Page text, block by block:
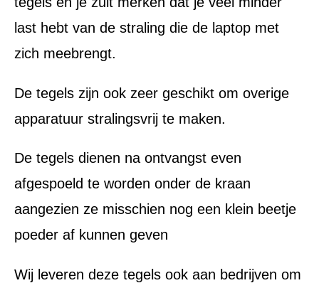
last hebt van de straling die de laptop met
zich meebrengt.
De tegels zijn ook zeer geschikt om overige
apparatuur stralingsvrij te maken.
De tegels dienen na ontvangst even
afgespoeld te worden onder de kraan
aangezien ze misschien nog een klein beetje
poeder af kunnen geven
Wij leveren deze tegels ook aan bedrijven om